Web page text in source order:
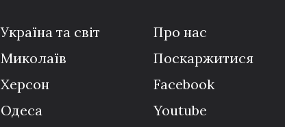
Україна та світ
Миколаїв
Херсон
Одеса
Про нас
Поскаржитися
Facebook
Youtube